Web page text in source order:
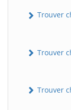
Trouver
Trouver
Trouver